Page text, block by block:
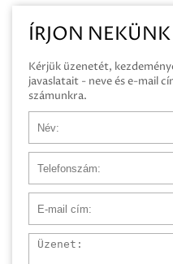
ÍRJON NEKÜNK
Kérjük üzenetét,
javaslatait - neve és e-mail
számunkra.
Üzenet